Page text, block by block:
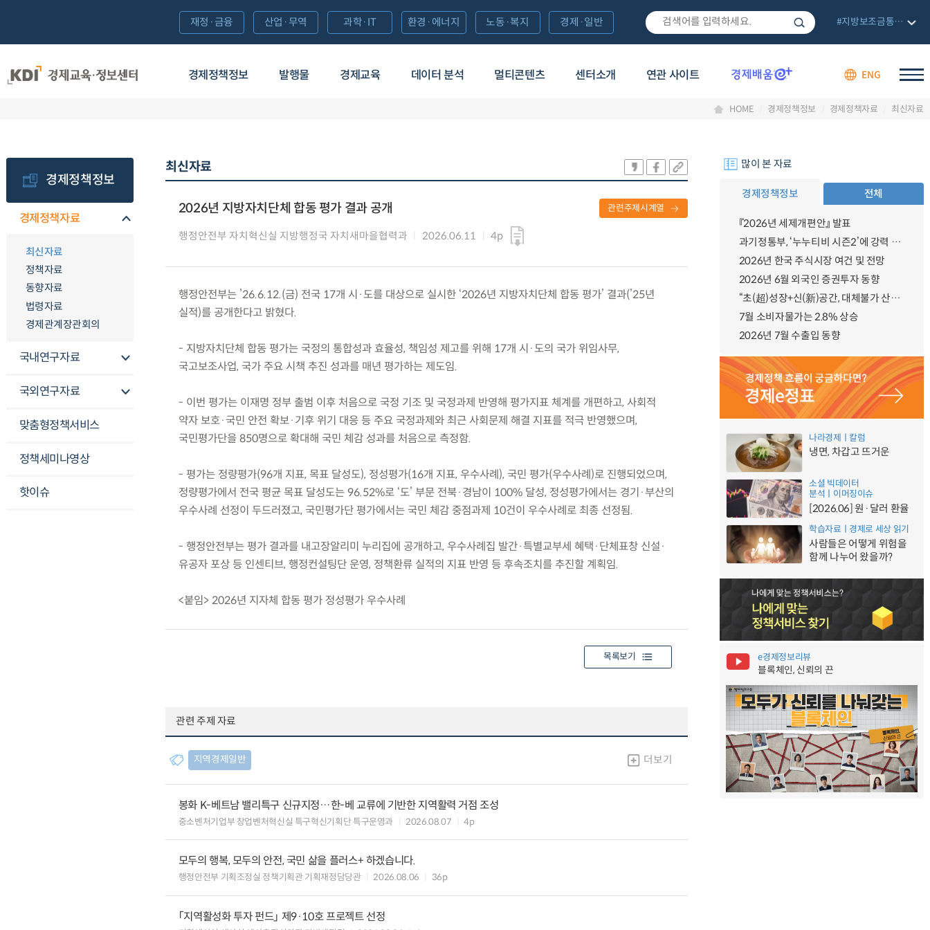
경제정책정보 발행물 경제교육 데이터 분석 멀티콘텐츠 센터소개 연관 사이트 ENG
재정·금융 산업·무역 과학·IT 환경·에너지 노동·복지 경제·일반 #지방보조금통합관리망
HOME 경제정책정보 경제정책자료 최신자료
경제정책정보
경제정책자료
최신자료
정책자료
동향자료
법령자료
경제관계장관회의
국내연구자료
국외연구자료
맞춤형정책서비스
정책세미나영상
핫이슈
최신자료
2026년 지방자치단체 합동 평가 결과 공개
행정안전부 자치혁신실 지방행정국 자치새마을협력과 2026.06.11 4p
관련주제시계열
행정안전부는 ’26.6.12.(금) 전국 17개 시·도를 대상으로 실시한 ‘2026년 지방자치단체 합동 평가’ 결과(’25년
실적)를 공개한다고 밝혔다.
- 지방자치단체 합동 평가는 국정의 통합성과 효율성, 책임성 제고를 위해 17개 시·도의 국가 위임사무,
국고보조사업, 국가 주요 시책 추진 성과를 매년 평가하는 제도임.
- 이번 평가는 이재명 정부 출범 이후 처음으로 국정 기조 및 국정과제 반영해 평가지표 체계를 개편하고, 사회적
약자 보호·국민 안전 확보·기후 위기 대응 등 주요 국정과제와 최근 사회문제 해결 지표를 적극 반영했으며,
국민평가단을 850명으로 확대해 국민 체감 성과를 처음으로 측정함.
- 평가는 정량평가(96개 지표, 목표 달성도), 정성평가(16개 지표, 우수사례), 국민 평가(우수사례)로 진행되었으며,
정량평가에서 전국 평균 목표 달성도는 96.52%로 ‘도’ 부문 전북·경남이 100% 달성, 정성평가에서는 경기·부산의
우수사례 선정이 두드러졌고, 국민평가단 평가에서는 국민 체감 중점과제 10건이 우수사례로 최종 선정됨.
- 행정안전부는 평가 결과를 내고장알리미 누리집에 공개하고, 우수사례집 발간·특별교부세 혜택·단체표창 신설·
유공자 포상 등 인센티브, 행정컨설팅단 운영, 정책환류 실적의 지표 반영 등 후속조치를 추진할 계획임.
<붙임> 2026년 지자체 합동 평가 정성평가 우수사례
목록보기
관련 주제 자료
지역경제일반 더보기
봉화 K-베트남 밸리특구 신규지정…한-베 교류에 기반한 지역활력 거점 조성
중소벤처기업부 창업벤처혁신실 특구혁신기획단 특구운영과 2026.08.07 4p
모두의 행복, 모두의 안전, 국민 삶을 플러스+ 하겠습니다.
행정안전부 기획조정실 정책기획관 기획재정담당관 2026.08.06 36p
「지역활성화 투자 펀드」 제9·10호 프로젝트 선정
많이 본 자료
경제정책정보 전체
『2026년 세제개편안』 발표
과기정통부, ‘누누티비 시즌2’에 강력 대응 의지 밝혀
2026년 한국 주식시장 여건 및 전망
2026년 6월 외국인 증권투자 동향
“초(超)성장+신(新)공간, 대체불가 산업강국”
7월 소비자물가는 2.8% 상승
2026년 7월 수출입 동향
나라경제ㅣ칼럼
냉면, 차갑고 뜨거운
소셜 빅데이터
분석ㅣ이머징이슈
[2026.06] 원·달러 환율
학습자료ㅣ경제로 세상 읽기
사람들은 어떻게 위험을
함께 나누어 왔을까?
e경제정보리뷰
블록체인, 신뢰의 끈